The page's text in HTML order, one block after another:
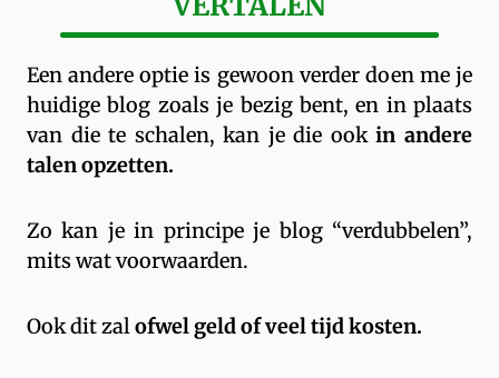
Een andere optie is gewoon verder doen me je
huidige blog zoals je bezig bent, en in plaats
van die te schalen, kan je die ookin andere
talen opzetten.
Zo kan je in principe je blog “verdubbelen”,
mits wat voorwaarden.
Ook dit zalofwel geld of veel tijd kosten.